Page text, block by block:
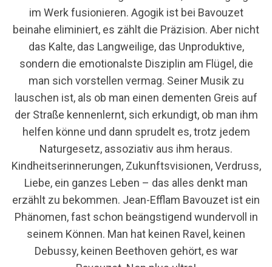
im Werk fusionieren. Agogik ist bei Bavouzet
beinahe eliminiert, es zählt die Präzision. Aber nicht
das Kalte, das Langweilige, das Unproduktive,
sondern die emotionalste Disziplin am Flügel, die
man sich vorstellen vermag. Seiner Musik zu
lauschen ist, als ob man einen dementen Greis auf
der Straße kennenlernt, sich erkundigt, ob man ihm
helfen könne und dann sprudelt es, trotz jedem
Naturgesetz, assoziativ aus ihm heraus.
Kindheitserinnerungen, Zukunftsvisionen, Verdruss,
Liebe, ein ganzes Leben – das alles denkt man
erzählt zu bekommen. Jean-Efflam Bavouzet ist ein
Phänomen, fast schon beängstigend wundervoll in
seinem Können. Man hat keinen Ravel, keinen
Debussy, keinen Beethoven gehört, es war
S
e
c
h
f
o
: